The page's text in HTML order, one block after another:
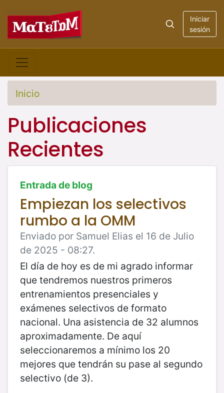
Iniciar
sesión
Inicio
Publicaciones
Recientes
Entrada de blog
Empiezan los selectivos
rumbo a la OMM
Enviado por Samuel Elias el 16 de Julio
de 2025 - 08:27.
El día de hoy es de mi agrado informar
que tendremos nuestros primeros
entrenamientos presenciales y
exámenes selectivos de formato
nacional. Una asistencia de 32 alumnos
aproximadamente. De aquí
seleccionaremos a mínimo los 20
mejores que tendrán su pase al segundo
selectivo (de 3).